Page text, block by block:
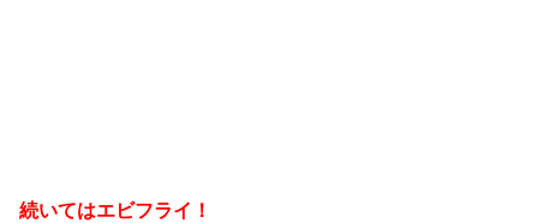
続いてはエビフライ！